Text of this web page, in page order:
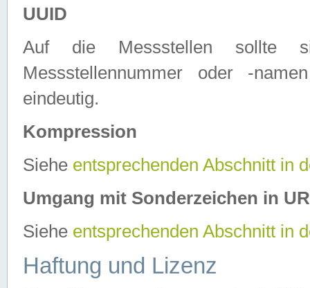
UUID
Auf die Messstellen sollte
Messstellennummer oder -
eindeutig.
Kompression
Siehe entsprechenden Abschnitt in
Umgang mit Sonderzeichen in
Siehe entsprechenden Abschnitt in
Haftung und Lizenz